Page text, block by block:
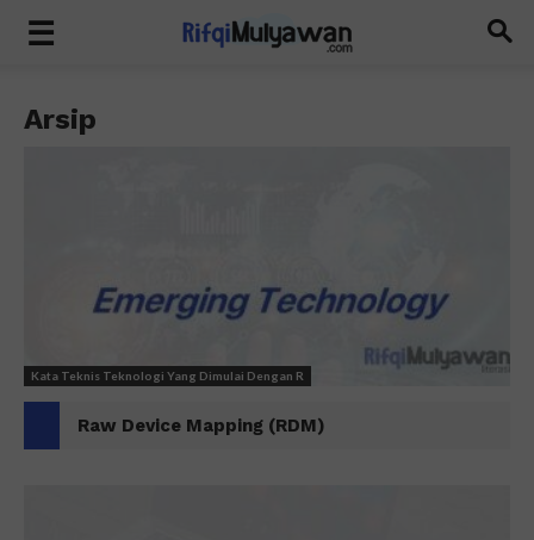
Arsip
Kata Teknis Teknologi Yang Dimulai Dengan R
Raw Device Mapping (RDM)